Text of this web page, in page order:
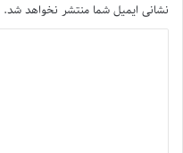
نشانی ایمیل شما منتشر نخواهد شد.